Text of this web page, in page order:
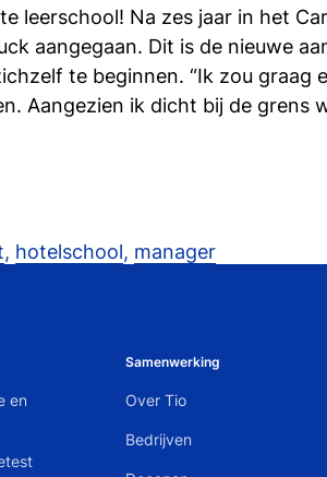
leerschool! Na zes jaar in het
aangegaan. Dit is de nieuwe
te beginnen. “Ik zou graag
Aangezien ik dicht bij de grens
, hotelschool, manager
en
Samenwerking
Over Tio
Bedrijven